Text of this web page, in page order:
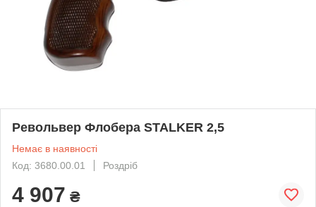
Револьвер Флобера STALKER 2,5
Немає в наявності
Код: 3680.00.01
Роздріб
4 907 ₴